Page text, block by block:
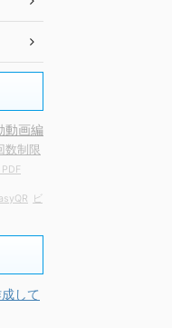
動画編
数制限
ビ
して